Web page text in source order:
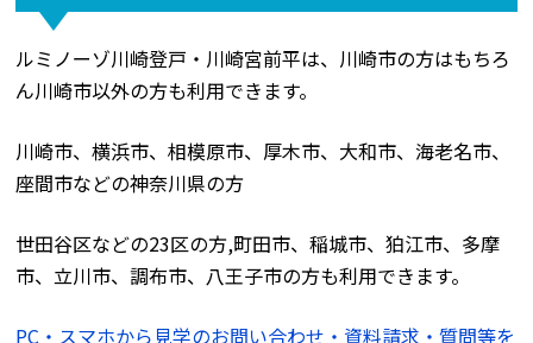
ルミノーゾ川崎登戸・川崎宮前平は、川崎市の方はもちろ
ん川崎市以外の方も利用できます。
川崎市、横浜市、相模原市、厚木市、大和市、海老名市、
座間市などの神奈川県の方
世田谷区などの23区の方,町田市、稲城市、狛江市、多摩
市、立川市、調布市、八王子市の方も利用できます。
PC・スマホから見学のお問い合わせ・資料請求・質問等を